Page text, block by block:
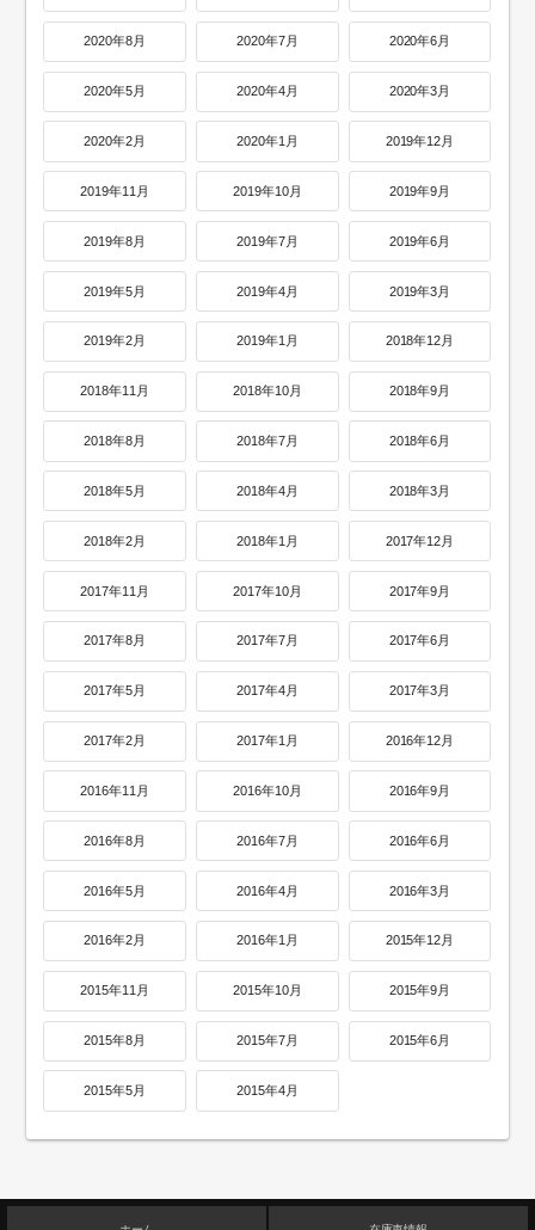
2020年8月 2020年7月 2020年6月
2020年5月 2020年4月 2020年3月
2020年2月 2020年1月 2019年12月
2019年11月 2019年10月 2019年9月
2019年8月 2019年7月 2019年6月
2019年5月 2019年4月 2019年3月
2019年2月 2019年1月 2018年12月
2018年11月 2018年10月 2018年9月
2018年8月 2018年7月 2018年6月
2018年5月 2018年4月 2018年3月
2018年2月 2018年1月 2017年12月
2017年11月 2017年10月 2017年9月
2017年8月 2017年7月 2017年6月
2017年5月 2017年4月 2017年3月
2017年2月 2017年1月 2016年12月
2016年11月 2016年10月 2016年9月
2016年8月 2016年7月 2016年6月
2016年5月 2016年4月 2016年3月
2016年2月 2016年1月 2015年12月
2015年11月 2015年10月 2015年9月
2015年8月 2015年7月 2015年6月
2015年5月 2015年4月